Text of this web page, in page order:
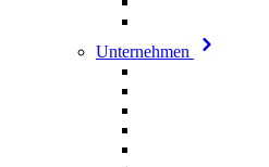
Unternehmen